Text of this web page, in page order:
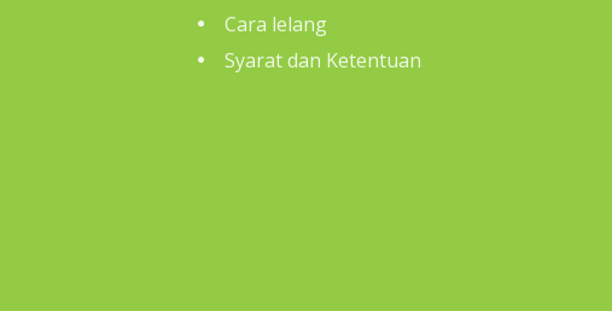
Cara lelang
Syarat dan Ketentuan